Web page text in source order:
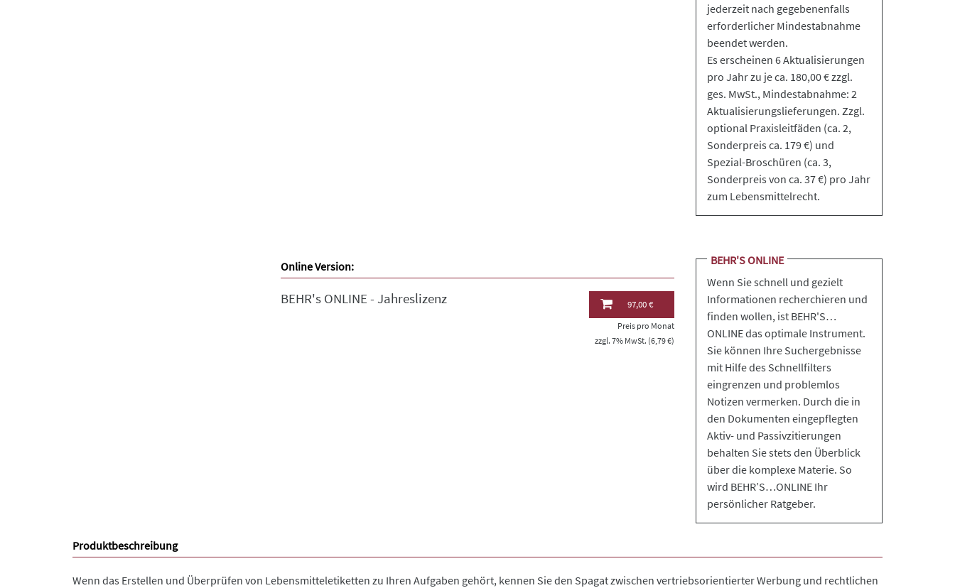
jederzeit nach gegebenenfalls
erforderlicher Mindestabnahme
beendet werden.
Es erscheinen 6 Aktualisierungen
pro Jahr zu je ca. 180,00 € zzgl.
ges. MwSt., Mindestabnahme: 2
Aktualisierungslieferungen. Zzgl.
optional Praxisleitfäden (ca. 2,
Sonderpreis ca. 179 €) und
Spezial-Broschüren (ca. 3,
Sonderpreis von ca. 37 €) pro Jahr
zum Lebensmittelrecht.
Online Version:
BEHR's ONLINE - Jahreslizenz 97,00 €
Preis pro Monat
zzgl. 7% MwSt. (6,79 €)
BEHR'S ONLINE
Wenn Sie schnell und gezielt
Informationen recherchieren und
finden wollen, ist BEHR'S…
ONLINE das optimale Instrument.
Sie können Ihre Suchergebnisse
mit Hilfe des Schnellfilters
eingrenzen und problemlos
Notizen vermerken. Durch die in
den Dokumenten eingepflegten
Aktiv- und Passivzitierungen
behalten Sie stets den Überblick
über die komplexe Materie. So
wird BEHR’S…ONLINE Ihr
persönlicher Ratgeber.
Produktbeschreibung
Wenn das Erstellen und Überprüfen von Lebensmitteletiketten zu Ihren Aufgaben gehört, kennen Sie den Spagat zwischen vertriebsorientierter Werbung und rechtlichen